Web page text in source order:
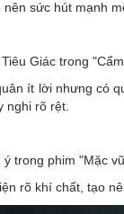
sức hút mạnh
Giác trong
ít lời nhưng có
nghi rõ rệt.
trong phim "Mặc
rõ khí chất, tạo